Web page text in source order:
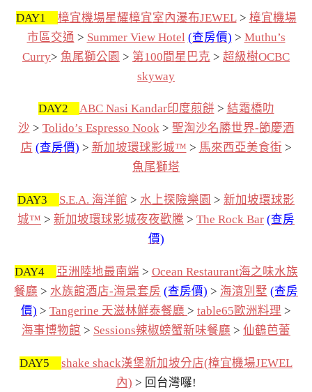
DAY1 樟宜機場星耀樟宜室內瀑布JEWEL> 樟宜機場
市區交通 > Summer View Hotel (查房價) > Muthu’s
Curry> 魚尾獅公園 > 第100間星巴克 > 超級樹OCBC
skyway
DAY2 ABC Nasi Kandar印度煎餅 > 結霜橋叻
沙 > Tolido’s Espresso Nook> 聖淘沙名勝世界-節慶酒
店 (查房價) > 新加坡環球影城™ > 馬來西亞美食街 >
魚尾獅塔
DAY3 S.E.A. 海洋館 > 水上探險樂園 > 新加坡環球影
城™ > 新加坡環球影城夜夜歡騰 > The Rock Bar (查房
價)
DAY4 亞洲陸地最南端 > Ocean Restaurant海之味水族
餐廳 > 水族館酒店-海景套房 (查房價) > 海濱別墅 (查房
價) > Tangerine 天滋林鮮泰餐廳 > table65歐洲料理 >
海事博物館 > Sessions辣椒螃蟹新味餐廳 > 仙鶴芭蕾
DAY5 shake shack漢堡新加坡分店(樟宜機場JEWEL
內) > 回台灣囉!